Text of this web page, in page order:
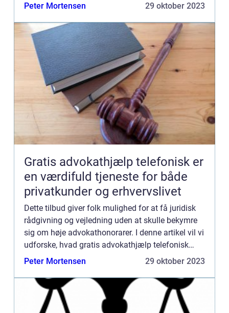
Peter Mortensen 29 oktober 2023
Gratis advokathjælp telefonisk er
en værdifuld tjeneste for både
privatkunder og erhvervslivet
Dette tilbud giver folk mulighed for at få juridisk
rådgivning og vejledning uden at skulle bekymre
sig om høje advokathonorarer. I denne artikel vil vi
udforske, hvad gratis advokathjælp telefonisk
indebærer, hvordan det har udviklet sig over tid,
Peter Mortensen 29 oktober 2023